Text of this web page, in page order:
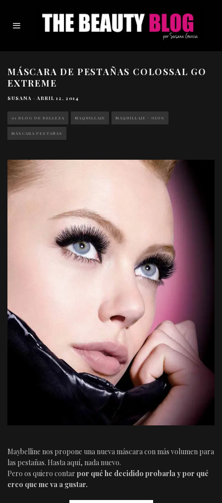
MÁSCARA DE PESTAÑAS COLOSSAL GO
EXTREME
SUSANA · ABRIL 12, 2014
01 BLOG DE BELLEZA MAQUILLAJE MAQUILLAJE - OJOS
MÁSCARA PESTAÑAS
Maybelline nos propone una nueva máscara con más volumen para
las pestañas. Hasta aquí, nada nuevo.
Pero os quiero contar por qué he decidido probarla y por qué
creo que me va a gustar.